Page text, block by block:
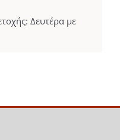
Δευτέρα με